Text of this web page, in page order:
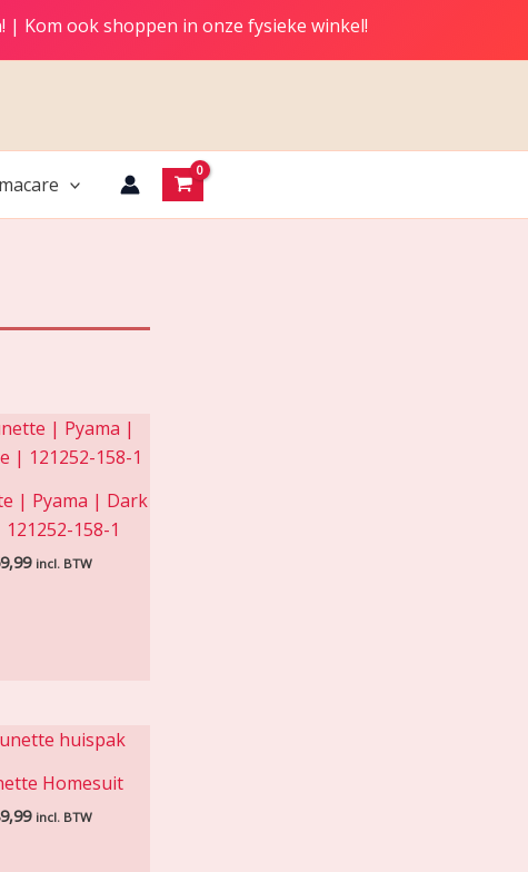
| Kom ook shoppen in onze fysieke winkel!
| Pyama | Dark
158-1
incl. BTW
Homesuit
incl. BTW